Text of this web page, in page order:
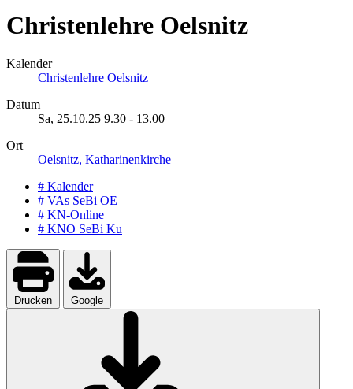
Christenlehre Oelsnitz
Kalender
Christenlehre Oelsnitz
Datum
Sa, 25.10.25 9.30 - 13.00
Ort
Oelsnitz, Katharinenkirche
# Kalender
# VAs SeBi OE
# KN-Online
# KNO SeBi Ku
Drucken Google